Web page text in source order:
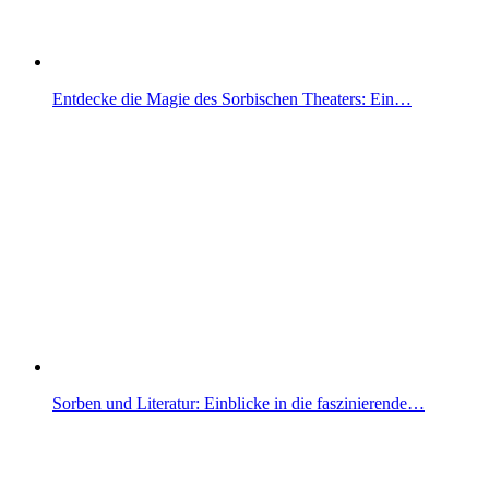
Entdecke die Magie des Sorbischen Theaters: Ein…
Sorben und Literatur: Einblicke in die faszinierende…